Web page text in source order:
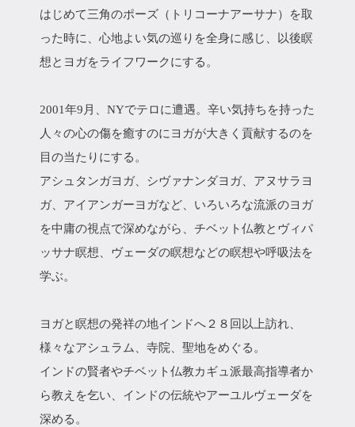
はじめて三角のポーズ（トリコーナアーサナ）を取
った時に、心地よい気の巡りを全身に感じ、以後瞑
想とヨガをライフワークにする。
2001年9月、NYでテロに遭遇。辛い気持ちを持った
人々の心の傷を癒すのにヨガが大きく貢献するのを
目の当たりにする。
アシュタンガヨガ、シヴァナンダヨガ、アヌサラヨ
ガ、アイアンガーヨガなど、いろいろな流派のヨガ
を中庸の視点で深めながら、チベット仏教とヴィパ
ッサナ瞑想、ヴェーダの瞑想などの瞑想や呼吸法を
学ぶ。
ヨガと瞑想の発祥の地インドへ２８回以上訪れ、
様々なアシュラム、寺院、聖地をめぐる。
インドの賢者やチベット仏教カギュ派最高指導者か
ら教えを乞い、インドの伝統やアーユルヴェーダを
深める。